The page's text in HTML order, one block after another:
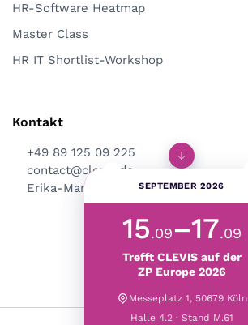
HR-Software Heatmap
Master Class
HR IT Shortlist-Workshop
Kontakt
+49 89 125 09 225
contact@clevis.de
Erika-Mann-Str. 53, 80636 München
SEPTEMBER 2026
15.09–17.09
Trefft CLEVIS auf der
ZP Europe 2026
Messeplatz 1, 50679 Köln
Halle 4.2 · Stand M.61